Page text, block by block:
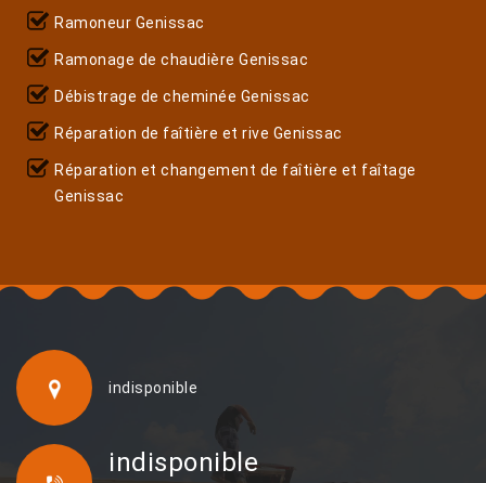
Ramoneur Genissac
Ramonage de chaudière Genissac
Débistrage de cheminée Genissac
Réparation de faîtière et rive Genissac
Réparation et changement de faîtière et faîtage
Genissac
indisponible
indisponible